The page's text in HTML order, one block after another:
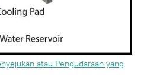
atau Pengudaraan yang